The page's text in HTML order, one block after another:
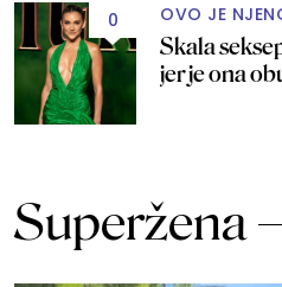
0 OVO JE
Skala
jer je ona
Superžena